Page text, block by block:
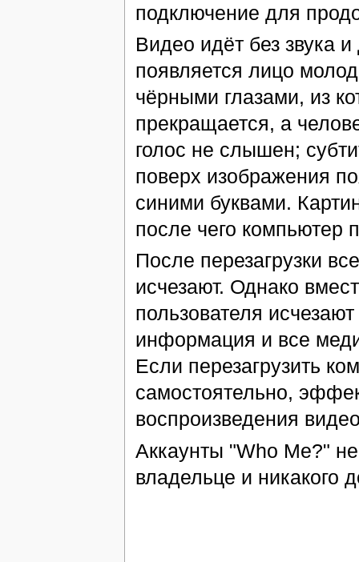
подключение для
Видео идёт без звука
появляется лицо
чёрными глазами, из
прекращается, а
голос не слышен;
поверх изображения
синими буквами.
после чего компьютер
После перезагрузки
исчезают. Однако
пользователя
информация и все
Если перезагрузить
самостоятельно,
воспроизведения
Аккаунты "Who Me?"
владельце и никакого